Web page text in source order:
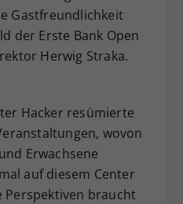
Gastfreundlichkeit
der Erste Bank Open
Herwig Straka.
Hacker resümierte
wovon
Erwachsene
auf diesem Center
Perspektiven braucht